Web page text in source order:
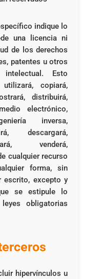
indique lo
una licencia ni
de los derechos
patentes u otros
Esto
copiará,
distribuirá,
electrónico,
inversa,
descargará,
venderá,
cualquier recurso
forma, sin
escrito, excepto y
se estipule lo
obligatorias
hipervínculos u